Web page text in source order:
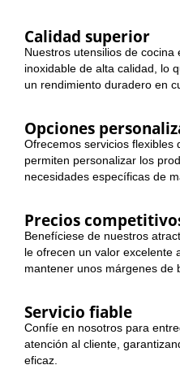
Calidad superior
Nuestros utensilios de
inoxidable de alta calidad, lo
un rendimiento duradero en
Opciones
Ofrecemos servicios flexibles
permiten personalizar los
necesidades específicas de
Precios
Benefíciese de nuestros
le ofrecen un valor excelente
mantener unos márgenes de
Servicio fiable
Confíe en nosotros para
atención al cliente,
eficaz.